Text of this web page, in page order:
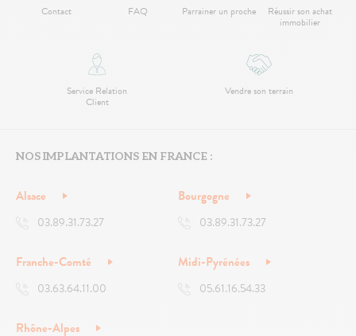
Contact FAQ Parrainer un proche Réussir son achat
immobilier
Service Relation
Client
Vendre son terrain
NOS IMPLANTATIONS EN FRANCE :
Alsace
03.89.31.73.27
Bourgogne
03.89.31.73.27
Franche-Comté
03.63.64.11.00
Midi-Pyrénées
05.61.16.54.33
Rhône-Alpes